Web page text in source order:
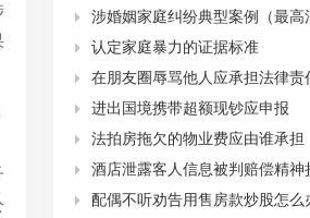
 涉婚姻家庭纠纷典型案例（最高
 认定家庭暴力的证据标准
 在朋友圈辱骂他人应承担法律责
 进出国境携带超额现钞应申报
 法拍房拖欠的物业费应由谁承担
 酒店泄露客人信息被判赔偿精神
 配偶不听劝告用售房款炒股怎么